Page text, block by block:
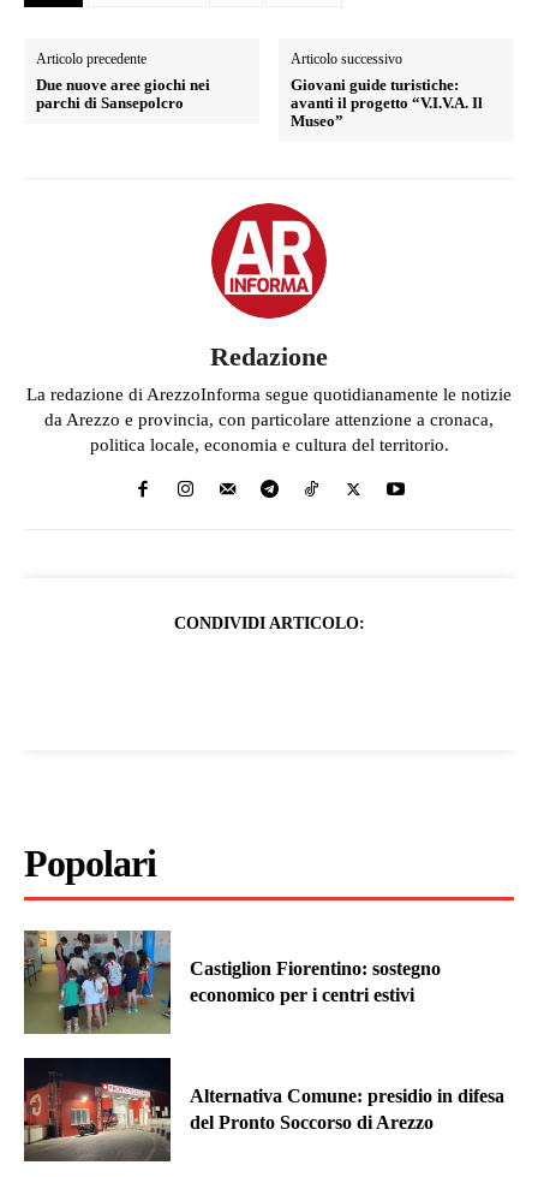
Articolo precedente
Due nuove aree giochi nei
parchi di Sansepolcro
Articolo successivo
Giovani guide turistiche:
avanti il progetto “V.I.V.A. Il
Museo”
Redazione
La redazione di ArezzoInforma segue quotidianamente le notizie
da Arezzo e provincia, con particolare attenzione a cronaca,
politica locale, economia e cultura del territorio.
CONDIVIDI ARTICOLO:
Popolari
Castiglion Fiorentino: sostegno
economico per i centri estivi
Alternativa Comune: presidio in difesa
del Pronto Soccorso di Arezzo